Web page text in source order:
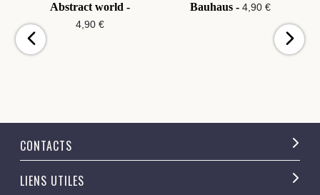
Abstract world -
4,90 €
Bauhaus -4,90 €
CONTACTS
LIENS UTILES